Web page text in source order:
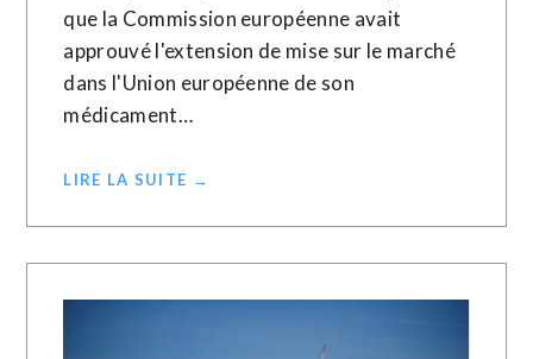
que la Commission européenne avait
approuvé l'extension de mise sur le marché
dans l'Union européenne de son
médicament…
LIRE LA SUITE →